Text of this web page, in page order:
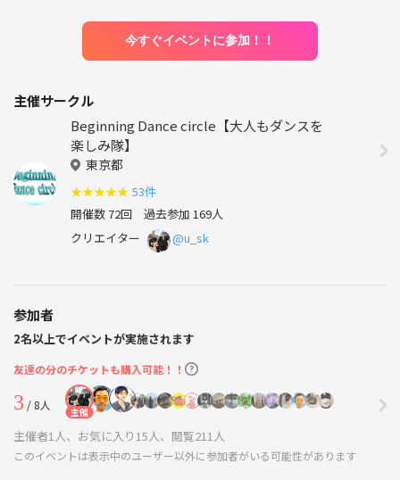
今すぐイベントに参加！！
主催サークル
Beginning Dance circle【大人もダンスを
楽しみ隊】
東京都
★★★★★ 53件
開催数 72回 過去参加 169人
クリエイター
@u_sk
参加者
2名以上でイベントが実施されます
友達の分のチケットも購入可能！！
3 / 8人 主催
主催者1人、お気に入り15人、閲覧211人
このイベントは表示中のユーザー以外に参加者がいる可能性があります